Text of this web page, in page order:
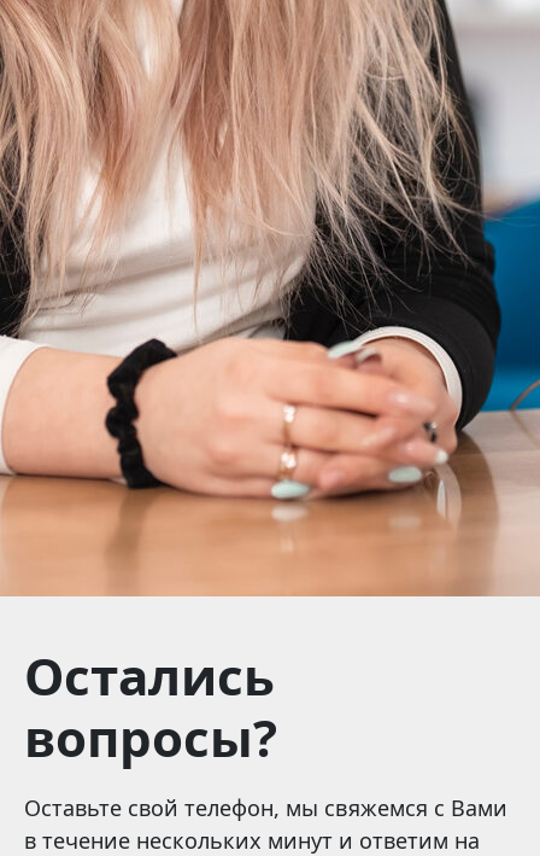
Остались
вопросы?
Оставьте свой телефон, мы свяжемся с Вами
в течение нескольких минут и ответим на